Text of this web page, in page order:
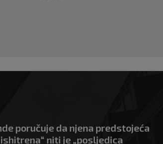
poručuje da njena predstojeća
niti je „posljedica